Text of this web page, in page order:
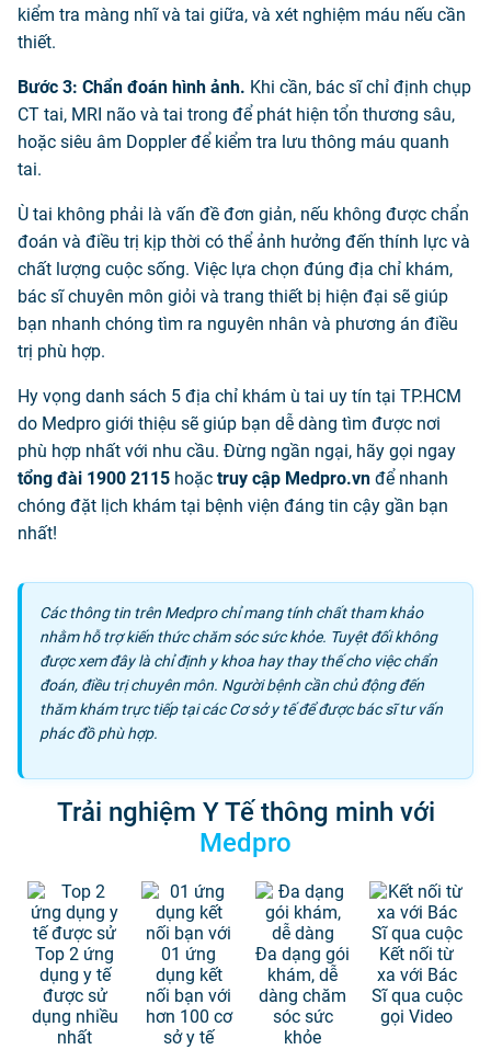
kiểm tra màng nhĩ và tai giữa, và xét nghiệm máu nếu cần
thiết.
Bước 3: Chẩn đoán hình ảnh. Khi cần, bác sĩ chỉ định chụp
CT tai, MRI não và tai trong để phát hiện tổn thương sâu,
hoặc siêu âm Doppler để kiểm tra lưu thông máu quanh
tai.
Ù tai không phải là vấn đề đơn giản, nếu không được chẩn
đoán và điều trị kịp thời có thể ảnh hưởng đến thính lực và
chất lượng cuộc sống. Việc lựa chọn đúng địa chỉ khám,
bác sĩ chuyên môn giỏi và trang thiết bị hiện đại sẽ giúp
bạn nhanh chóng tìm ra nguyên nhân và phương án điều
trị phù hợp.
Hy vọng danh sách 5 địa chỉ khám ù tai uy tín tại TP.HCM
do Medpro giới thiệu sẽ giúp bạn dễ dàng tìm được nơi
phù hợp nhất với nhu cầu. Đừng ngần ngại, hãy gọi ngay
tổng đài 1900 2115 hoặc truy cập Medpro.vn để nhanh
chóng đặt lịch khám tại bệnh viện đáng tin cậy gần bạn
nhất!
Các thông tin trên Medpro chỉ mang tính chất tham khảo
nhằm hỗ trợ kiến thức chăm sóc sức khỏe. Tuyệt đối không
được xem đây là chỉ định y khoa hay thay thế cho việc chẩn
đoán, điều trị chuyên môn. Người bệnh cần chủ động đến
thăm khám trực tiếp tại các Cơ sở y tế để được bác sĩ tư vấn
phác đồ phù hợp.
Trải nghiệm Y Tế thông minh với
Medpro
Top 2 ứng
dụng y tế
được sử
dụng nhiều
nhất
01 ứng
dụng kết
nối bạn với
hơn 100 cơ
sở y tế
Đa dạng gói
khám, dễ
dàng chăm
sóc sức
khỏe
Kết nối từ
xa với Bác
Sĩ qua cuộc
gọi Video